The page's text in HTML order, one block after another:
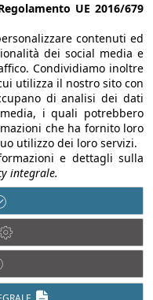
pubblicità
Iscriviti alla
di Milano al n° 63
2267
- Tutti i diritti
UE 2016/679
contenuti ed
dei social media e
Condividiamo inoltre
utilizza il nostro sito con
di analisi dei dati
i quali potrebbero
che ha fornito loro
utilizzo dei loro servizi.
e dettagli sulla
integrale.